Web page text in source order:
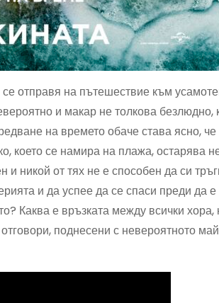
отправя на пътешествие към
и макар не толкова безлюдно,
на времето обаче става ясно, че
което се намира на плажа, остарява
никой от тях не е способен да си
и да успее да се спаси преди да
Каква е връзката между всички
поднесени с невероятното